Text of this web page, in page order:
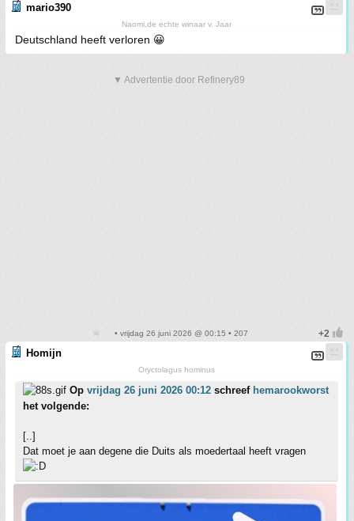
mario390
Naomi,de echte winaar v. Jaar
Deutschland heeft verloren 😀
▼ Advertentie door Refinery89
• vrijdag 26 juni 2026 @ 00:15 • 207
Homijn
Oryctolagus hominus
Op vrijdag 26 juni 2026 00:12 schreef hemarookworst
het volgende:
[..]
Dat moet je aan degene die Duits als moedertaal heeft vragen